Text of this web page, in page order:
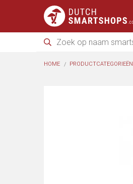
HOME PRODUCTCATEGORIEËN